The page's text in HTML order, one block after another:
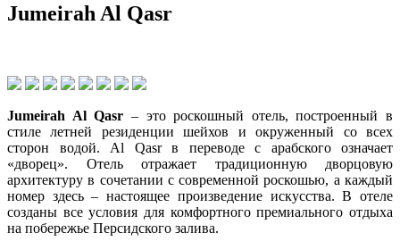
Jumeirah Al Qasr
Jumeirah AlQasr – это роскошный отель, построенный в
стиле летней резиденции шейхов и окруженный со всех
сторон водой. Al Qasr в переводе с арабского означает
«дворец». Отель отражает традиционную дворцовую
архитектуру в сочетании с современной роскошью, а каждый
номер здесь – настоящее произведение искусства. В отеле
созданы все условия для комфортного премиального отдыха
на побережье Персидского залива.